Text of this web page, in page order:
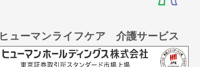
ヒューマンライフケア 介護サービス